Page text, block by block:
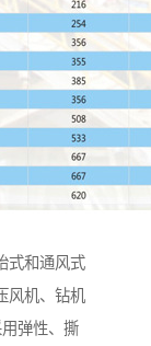
式和通风式
风机、钻机
弹性、撕